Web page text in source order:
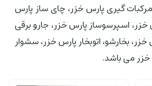
گیری پارس خزر، چای ساز پارس
خزر، اسپرسوساز پارس خزر، جارو برقی
بخارشو، اتوبخار پارس خزر، سشوار
می باشد.